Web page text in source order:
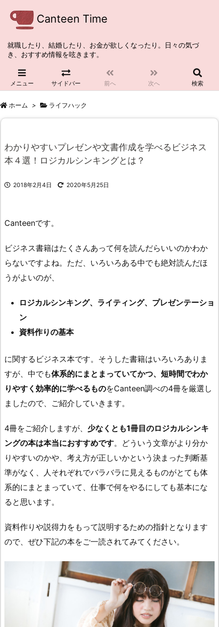
Canteen Time
就職したり、結婚したり、お金が欲しくなったり。日々の気づ
き、おすすめ情報を呟きます。
メニュー サイドバー 前へ 次へ 検索
ホーム > ライフハック
わかりやすいプレゼンや文書作成を学べるビジネス
本４選！ロジカルシンキングとは？
2018年2月4日 2020年5月25日
Canteenです。
ビジネス書籍はたくさんあって何を読んだらいいのかわか
らないですよね。ただ、いろいろある中でも絶対読んだほ
うがよいのが、
ロジカルシンキング、ライティング、プレゼンテーショ
ン
資料作りの基本
に関するビジネス本です。そうした書籍はいろいろありま
すが、中でも体系的にまとまっていてかつ、短時間でわか
りやすく効率的に学べるものをCanteen調べの4冊を厳選し
ましたので、ご紹介していきます。
4冊をご紹介しますが、 少なくとも1冊目のロジカルシンキ
ングの本は本当におすすめです。どういう文章がより分か
りやすいのかや、考え方が正しいかという決まった判断基
準がなく、人それぞれでバラバラに見えるものがとても体
系的にまとまっていて、仕事で何をやるにしても基本にな
ると思います。
資料作りや説得力をもって説明するための指針となります
ので、ぜひ下記の本をご一読されてみてください。